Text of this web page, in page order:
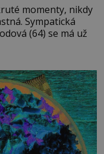
momenty, nikdy
(64) se má už